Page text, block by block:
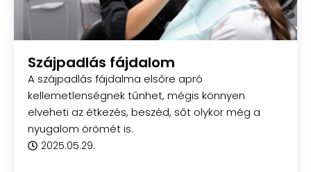
Szájpadlás fájdalom
A szájpadlás fájdalma elsőre apró
kellemetlenségnek tűnhet, mégis könnyen
elveheti az étkezés, beszéd, sőt olykor még a
nyugalom örömét is.
2025.05.29.